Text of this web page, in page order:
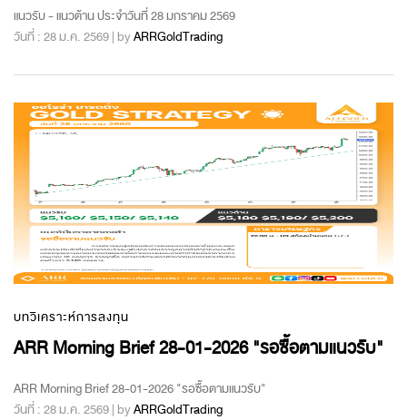
แนวรับ - แนวต้าน ประจำวันที่ 28 มกราคม 2569
วันที่ : 28 ม.ค. 2569 | byARRGoldTrading
บทวิเคราะห์การลงทุน
ARR Morning Brief 28-01-2026 "รอซื้อตามแนวรับ"
ARR Morning Brief 28-01-2026 "รอซื้อตามแนวรับ"
วันที่ : 28 ม.ค. 2569 | byARRGoldTrading